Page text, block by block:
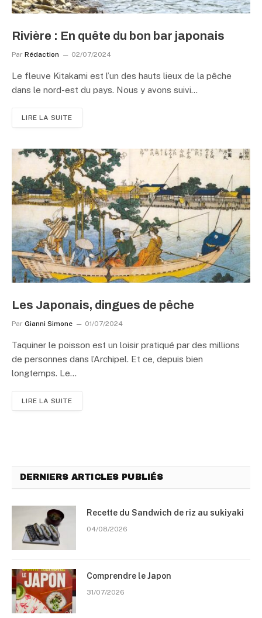
Rivière : En quête du bon bar japonais
Par Rédaction 02/07/2024
Le fleuve Kitakami est l’un des hauts lieux de la pêche
dans le nord-est du pays. Nous y avons suivi…
LIRE LA SUITE
Les Japonais, dingues de pêche
Par Gianni Simone 01/07/2024
Taquiner le poisson est un loisir pratiqué par des millions
de personnes dans l’Archipel. Et ce, depuis bien
longtemps. Le…
LIRE LA SUITE
DERNIERS ARTICLES PUBLIÉS
Recette du Sandwich de riz au sukiyaki
04/08/2026
Comprendre le Japon
31/07/2026